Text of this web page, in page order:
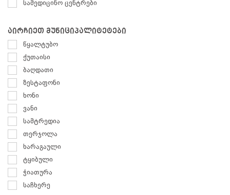
სამედიცინო ცენტრები
აირჩიეთ მუნიციპალიტეტები
წყალტუბო
ქუთაისი
ბაღდათი
ზესტაფონი
ხონი
ვანი
სამტრედია
თერჯოლა
ხარაგაული
ტყიბული
ჭიათურა
საჩხერე